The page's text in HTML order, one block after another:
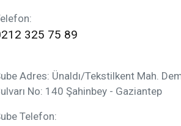
325 75 89
Adres: Ünaldı/Tekstilkent Mah.
No: 140 Şahinbey - Gaziantep
Telefon: